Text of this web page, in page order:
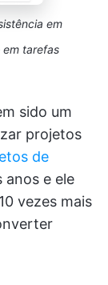
em
tarefas
sido um
projetos
de
anos e ele
vezes mais